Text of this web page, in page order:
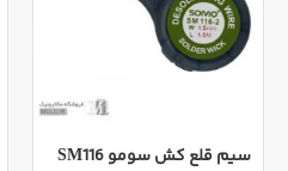
سیم قلع کش سومو SM116